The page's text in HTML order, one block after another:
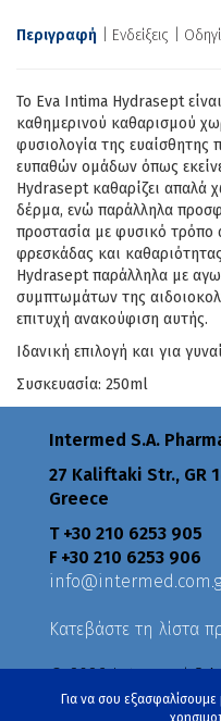
Για να σου εξασφαλίσουμε
Περιγραφή Ενδείξεις
Το Eva Intima Hydrasept
καθημερινού καθαρισμού
φυσιολογία της ευαίσθητης
ευπαθών ομάδων όπως
Hydrasept καθαρίζει απαλά
δέρμα, ενώ παράλληλα
προστασία με φυσικό τρόπο
φρεσκάδας και
Hydrasept παράλληλα με
συμπτωμάτων της
επιτυχή ανακούφιση αυτής.
Ιδανική επιλογή και για
Συσκευασία: 250ml
Intermed S.A.
27 Kaliftaki Str., GR
Greece
Τ +30 210 6253 905
F +30 210 6253 906
Κατεβάστε τη λίστα
© 2026 Intermed
Πολιτική Απορρήτου